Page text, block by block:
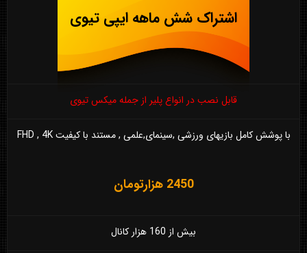
اشتراک شش ماهه ایپی تیوی
قابل نصب در انواع پلیر از جمله میکس تیوی
با پوشش کامل بازیهای ورزشی ,سینمای,علمی , مستند با کیفیت FHD , 4K
2450 هزارتومان
بیش از 160 هزار کانال